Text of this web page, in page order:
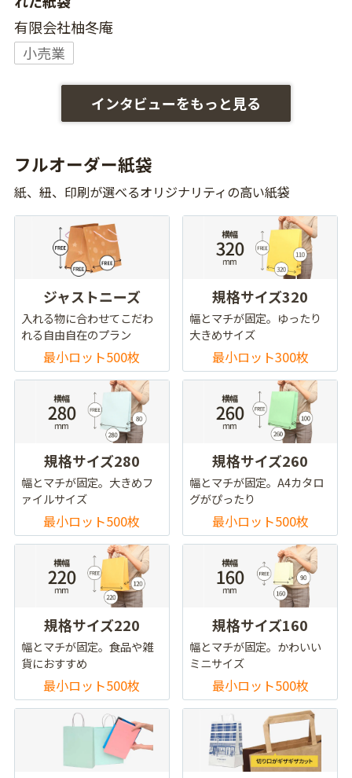
有限会社柚冬庵
小売業
インタビューをもっと見る
フルオーダー紙袋
紙、紐、印刷が選べるオリジナリティの高い紙袋
ジャストニーズ
入れる物に合わせてこだわ
れる自由自在のプラン
最小ロット500枚
規格サイズ320
幅とマチが固定。ゆったり
大きめサイズ
最小ロット300枚
規格サイズ280
幅とマチが固定。大きめフ
ァイルサイズ
最小ロット500枚
規格サイズ260
幅とマチが固定。A4カタロ
グがぴったり
最小ロット500枚
規格サイズ220
幅とマチが固定。食品や雑
貨におすすめ
最小ロット500枚
規格サイズ160
幅とマチが固定。かわいい
ミニサイズ
最小ロット500枚